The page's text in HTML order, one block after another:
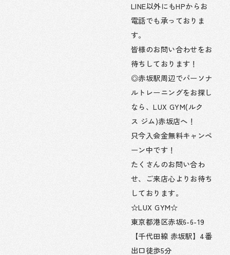
LINE以外にもHPからお
電話でも承っておりま
す。
皆様のお問い合わせをお
待ちしております！
◎赤坂駅周辺でパーソナ
ルトレーニングをお探し
なら、LUX GYM(ルク
ス ジム)赤坂店へ！
只今入会金無料キャンペ
ーン中です！
たくさんのお問い合わ
せ、ご来店心よりお待ち
しております。
☆LUX GYM☆
東京都港区赤坂6-6-19
【千代田線 赤坂駅】4番
出口徒歩5分